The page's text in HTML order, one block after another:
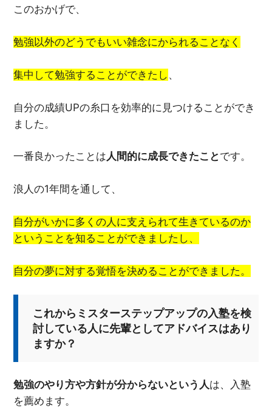
このおかげで、
勉強以外のどうでもいい雑念にかられることなく
集中して勉強することができたし 、
自分の成績UPの糸口を効率的に見つけることができ
ました。
一番良かったことは 人間的に成長できたこと です。
浪人の1年間を通して、
自分がいかに多くの人に支えられて生きているのか
ということを知ることができましたし、
自分の夢に対する覚悟を決めることができました。
これからミスターステップアップの入塾を検
討している人に先輩としてアドバイスはあり
ますか？
勉強のやり方や方針が分からないという人は、入塾
を薦めます。